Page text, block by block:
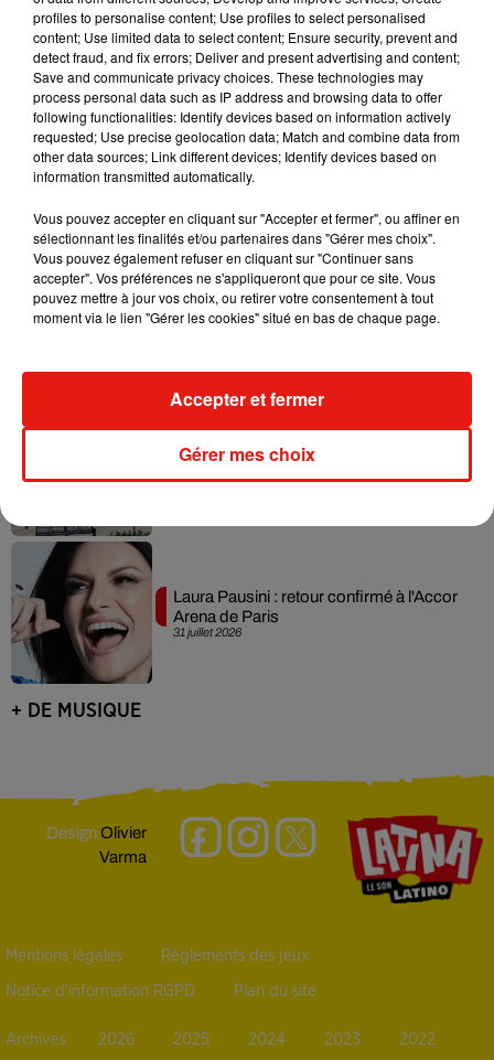
de vos données personnelles et pour exercer vos droits,reportez-vous à la
notice d'information RGPD.
Musique
Karol G dévoile la tracklist de son nouvel
album… avec des invités...
Benny Blanco invite Selena Gomez et
Becky G sur son nouveau single
Escapade à Guadalajara
31 juillet 2026
Laura Pausini : retour confirmé à l'Accor
Arena de Paris
+ DE MUSIQUE
DesignOlivier
Varma
Mentions légales Règlements des jeux
Notice d’information RGPD Plan du site
Archives 2026 2025 2024 2023 2022
profiles to personalise content; Use profiles to select personalised
content; Use limited data to select content; Ensure security, prevent and
detect fraud, and fix errors; Deliver and present advertising and content;
Save and communicate privacy choices. These technologies may
process personal data such as IP address and browsing data to offer
following functionalities: Identify devices based on information actively
requested; Use precise geolocation data; Match and combine data from
other data sources; Link different devices; Identify devices based on
information transmitted automatically.
Vous pouvez accepter en cliquant sur "Accepter et fermer", ou affiner en
sélectionnant les finalités et/ou partenaires dans "Gérer mes choix".
Vous pouvez également refuser en cliquant sur "Continuer sans
accepter". Vos préférences ne s'appliqueront que pour ce site. Vous
pouvez mettre à jour vos choix, ou retirer votre consentement à tout
moment via le lien "Gérer les cookies" situé en bas de chaque page.
Gérer mes choix
Accepter et fermer